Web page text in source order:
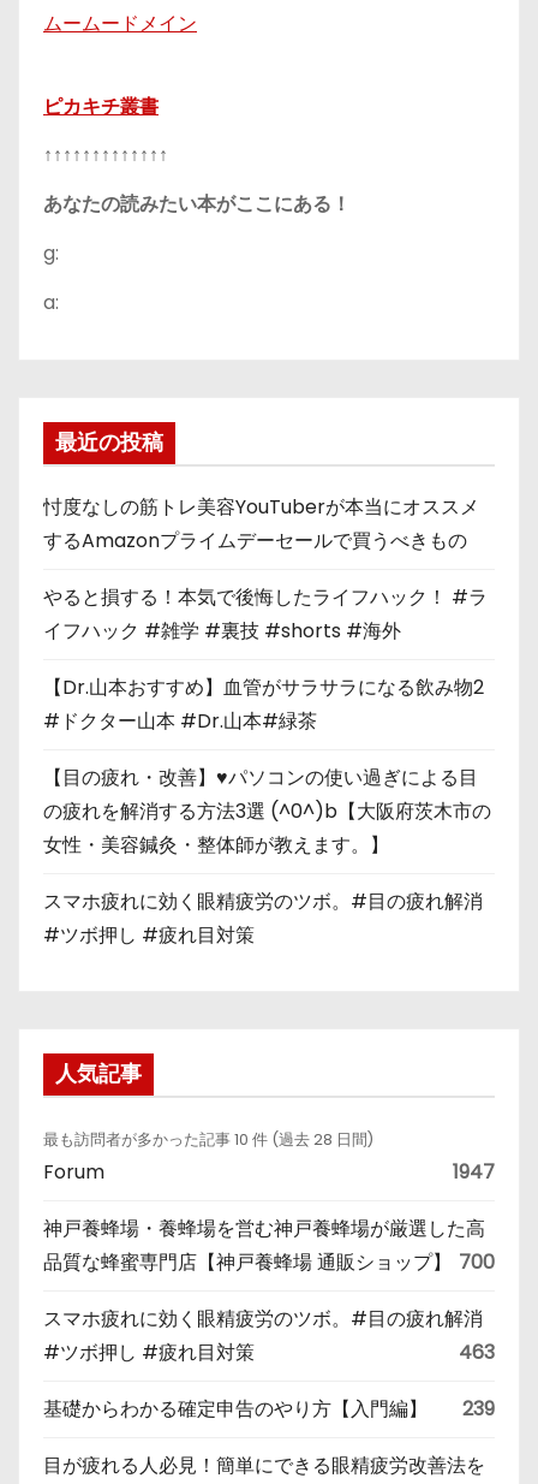
ムームードメイン
ピカキチ叢書
↑↑↑↑↑↑↑↑↑↑↑↑↑
あなたの読みたい本がここにある！
g:
a:
最近の投稿
忖度なしの筋トレ美容YouTuberが本当にオススメ
するAmazonプライムデーセールで買うべきもの
やると損する！本気で後悔したライフハック！ #ラ
イフハック #雑学 #裏技 #shorts #海外
【Dr.山本おすすめ】血管がサラサラになる飲み物2
#ドクター山本 #Dr.山本#緑茶
【目の疲れ・改善】♥パソコンの使い過ぎによる目
の疲れを解消する方法3選 (^0^)b【大阪府茨木市の
女性・美容鍼灸・整体師が教えます。】
スマホ疲れに効く眼精疲労のツボ。#目の疲れ解消
#ツボ押し #疲れ目対策
人気記事
最も訪問者が多かった記事 10 件 (過去 28 日間)
Forum 1947
神戸養蜂場・養蜂場を営む神戸養蜂場が厳選した高
品質な蜂蜜専門店【神戸養蜂場 通販ショップ】
700
スマホ疲れに効く眼精疲労のツボ。#目の疲れ解消
#ツボ押し #疲れ目対策
463
基礎からわかる確定申告のやり方【入門編】 239
目が疲れる人必見！簡単にできる眼精疲労改善法を